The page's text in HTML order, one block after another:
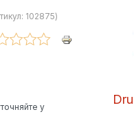
102875)
у